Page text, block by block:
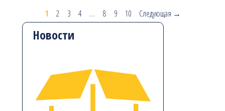
1 2 3 4 … 8 9 10 Следующая →
Новости